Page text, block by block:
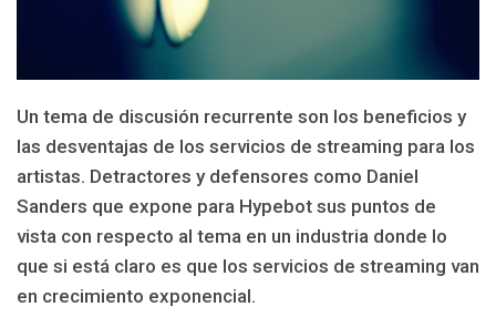
Un tema de discusión recurrente son los beneficios y
las desventajas de los servicios de streaming para los
artistas. Detractores y defensores como Daniel
Sanders que expone para Hypebot sus puntos de
vista con respecto al tema en un industria donde lo
que si está claro es que los servicios de streaming van
en crecimiento exponencial.